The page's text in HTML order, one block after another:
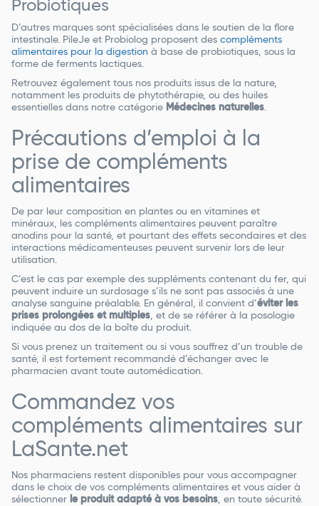
Probiotiques
D’autres marques sont spécialisées dans le soutien de la flore
intestinale. PileJe et Probiolog proposent des compléments
alimentaires pour la digestion à base de probiotiques, sous la
forme de ferments lactiques.
Retrouvez également tous nos produits issus de la nature,
notamment les produits de phytothérapie, ou des huiles
essentielles dans notre catégorie Médecines naturelles.
Précautions d’emploi à la
prise de compléments
alimentaires
De par leur composition en plantes ou en vitamines et
minéraux, les compléments alimentaires peuvent paraître
anodins pour la santé, et pourtant des effets secondaires et des
interactions médicamenteuses peuvent survenir lors de leur
utilisation.
C’est le cas par exemple des suppléments contenant du fer, qui
peuvent induire un surdosage s’ils ne sont pas associés à une
analyse sanguine préalable. En général, il convient d’éviter les
prises prolongées et multiples, et de se référer à la posologie
indiquée au dos de la boîte du produit.
Si vous prenez un traitement ou si vous souffrez d’un trouble de
santé, il est fortement recommandé d’échanger avec le
pharmacien avant toute automédication.
Commandez vos
compléments alimentaires sur
LaSante.net
Nos pharmaciens restent disponibles pour vous accompagner
dans le choix de vos compléments alimentaires et vous aider à
sélectionner le produit adapté à vos besoins, en toute sécurité.